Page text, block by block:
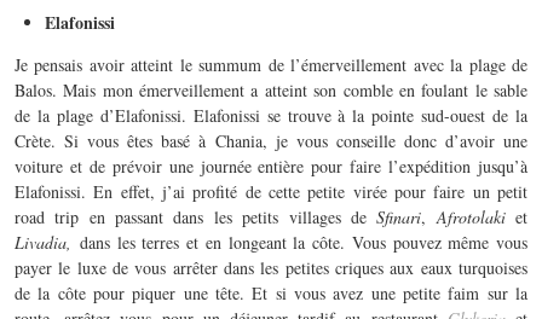
Elafonissi
Je pensais avoir atteint le summum de l’émerveillement avec la plage de
Balos. Mais mon émerveillement a atteint son comble en foulant le sable
de la plage d’Elafonissi. Elafonissi se trouve à la pointe sud-ouest de la
Crète. Si vous êtes basé à Chania, je vous conseille donc d’avoir une
voiture et de prévoir une journée entière pour faire l’expédition jusqu’à
Elafonissi. En effet, j’ai profité de cette petite virée pour faire un petit
road trip en passant dans les petits villages deSfinari,Afrotolakiet
Livadia, dans les terres et en longeant la côte. Vous pouvez même vous
payer le luxe de vous arrêter dans les petites criques aux eaux turquoises
de la côte pour piquer une tête. Et si vous avez une petite faim sur la